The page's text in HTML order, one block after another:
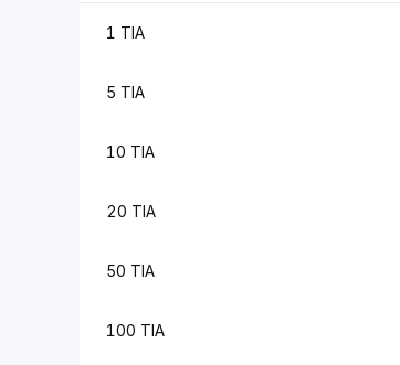
1 TIA
5 TIA
10 TIA
20 TIA
50 TIA
100 TIA